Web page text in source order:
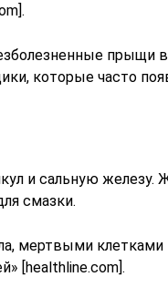
прыщи
которые часто
и сальную железу.
смазки.
мертвыми
[healthline.com].